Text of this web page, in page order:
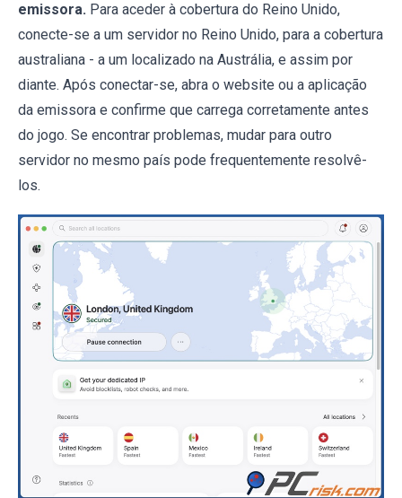
emissora. Para aceder à cobertura do Reino Unido,
conecte-se a um servidor no Reino Unido, para a cobertura
australiana - a um localizado na Austrália, e assim por
diante. Após conectar-se, abra o website ou a aplicação
da emissora e confirme que carrega corretamente antes
do jogo. Se encontrar problemas, mudar para outro
servidor no mesmo país pode frequentemente resolvê-
los.